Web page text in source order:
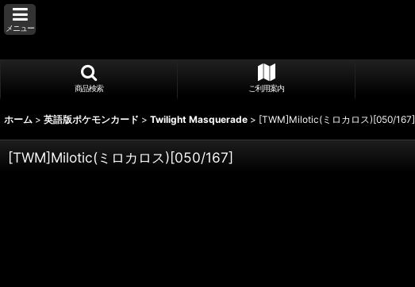
メニュー
商品検索 ご利用案内
ホーム > 英語版ポケモンカード > Twilight Masquerade > [TWM]Milotic(ミロカロス)[050/167]
[TWM]Milotic(ミロカロス)[050/167]